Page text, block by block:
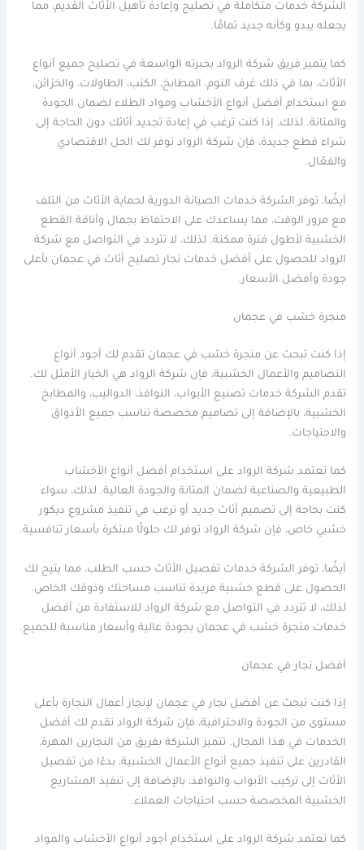
الشركة خدمات متكاملة في تصليح وإعادة تأهيل الأثاث القديم، مما
يجعله يبدو وكأنه جديد تمامًا.
كما يتميز فريق شركة الرواد بخبرته الواسعة في تصليح جميع أنواع
الأثاث، بما في ذلك غرف النوم، المطابخ، الكنب، الطاولات، والخزائن،
مع استخدام أفضل أنواع الأخشاب ومواد الطلاء لضمان الجودة
والمتانة. لذلك، إذا كنت ترغب في إعادة تجديد أثاثك دون الحاجة إلى
شراء قطع جديدة، فإن شركة الرواد توفر لك الحل الاقتصادي
والفعّال.
أيضًا، توفر الشركة خدمات الصيانة الدورية لحماية الأثاث من التلف
مع مرور الوقت، مما يساعدك على الاحتفاظ بجمال وأناقة القطع
الخشبية لأطول فترة ممكنة. لذلك، لا تتردد في التواصل مع شركة
الرواد للحصول على أفضل خدمات نجار تصليح أثاث في عجمان بأعلى
جودة وأفضل الأسعار.
منجرة خشب في عجمان
إذا كنت تبحث عن منجرة خشب في عجمان تقدم لك أجود أنواع
التصاميم والأعمال الخشبية، فإن شركة الرواد هي الخيار الأمثل لك.
تقدم الشركة خدمات تصنيع الأبواب، النوافذ، الدواليب، والمطابخ
الخشبية، بالإضافة إلى تصاميم مخصصة تناسب جميع الأذواق
والاحتياجات.
كما تعتمد شركة الرواد على استخدام أفضل أنواع الأخشاب
الطبيعية والصناعية لضمان المتانة والجودة العالية. لذلك، سواء
كنت بحاجة إلى تصميم أثاث جديد أو ترغب في تنفيذ مشروع ديكور
خشبي خاص، فإن شركة الرواد توفر لك حلولًا مبتكرة بأسعار تنافسية.
أيضًا، توفر الشركة خدمات تفصيل الأثاث حسب الطلب، مما يتيح لك
الحصول على قطع خشبية فريدة تناسب مساحتك وذوقك الخاص.
لذلك، لا تتردد في التواصل مع شركة الرواد للاستفادة من أفضل
خدمات منجرة خشب في عجمان بجودة عالية وأسعار مناسبة للجميع.
أفضل نجار في عجمان
إذا كنت تبحث عن أفضل نجار في عجمان لإنجاز أعمال النجارة بأعلى
مستوى من الجودة والاحترافية، فإن شركة الرواد تقدم لك أفضل
الخدمات في هذا المجال. تتميز الشركة بفريق من النجارين المهرة،
القادرين على تنفيذ جميع أنواع الأعمال الخشبية، بدءًا من تفصيل
الأثاث إلى تركيب الأبواب والنوافذ، بالإضافة إلى تنفيذ المشاريع
الخشبية المخصصة حسب احتياجات العملاء.
كما تعتمد شركة الرواد على استخدام أجود أنواع الأخشاب والمواد